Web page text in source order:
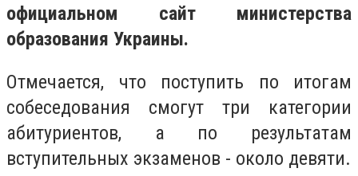
официальном сайт министерства
образования Украины.
Отмечается, что поступить по итогам
собеседования смогут три категории
абитуриентов, а по результатам
вступительных экзаменов - около девяти.